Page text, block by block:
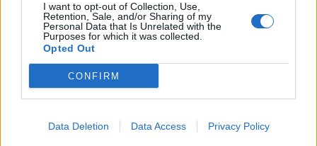
I want to opt-out of Collection, Use,
Retention, Sale, and/or Sharing of my
Personal Data that Is Unrelated with the
Purposes for which it was collected.
Opted Out
CONFIRM
Data Deletion Data Access Privacy Policy